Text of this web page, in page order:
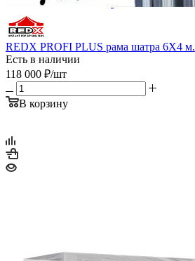
REDX PROFI PLUS рама шатра 6Х4 м.
Есть в наличии
118 000 ₽/шт
В корзину